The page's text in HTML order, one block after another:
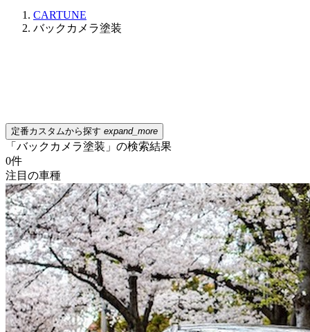
CARTUNE
バックカメラ塗装
定番カスタムから探す expand_more
「バックカメラ塗装」の検索結果
0件
注目の車種